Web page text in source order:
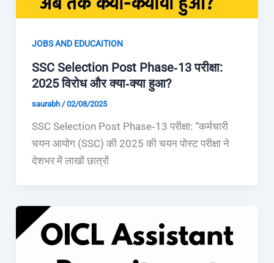
JOBS AND EDUCAITION
SSC Selection Post Phase‑13 परीक्षा:
2025 विरोध और क्या‑क्या हुआ?
saurabh /02/08/2025
SSC Selection Post Phase‑13 परीक्षा: “कर्मचारी
चयन आयोग (SSC) की 2025 की चयन पोस्ट परीक्षा ने
देशभर में लाखों छात्रों